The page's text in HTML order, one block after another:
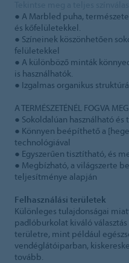
● A Marbled puha,
és kőfelületekkel.
● Színeinek köszönhetően
felületekkel
● A különböző minták
is használhatók.
● Izgalmas organikus
A TERMÉSZETÉNÉL FOGVA
● Sokoldalúan használható és
● Könnyen beépíthető a
technológiával
● Egyszerűen tisztítható, és
● Megbízható, a világszerte
teljesítménye alapján
Felhasználási területek
Különleges tulajdonságai
padlóburkolat kiváló
területre, mint például
vendéglátóiparban,
tovább.